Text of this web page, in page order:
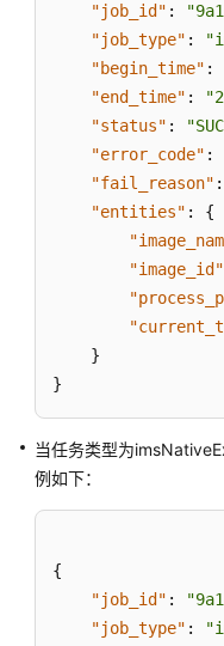
"job_id" :
"job_type" :
"begin_time" :
"end_time" :
"status" :
"error_code" :
"fail_reason" :
"entities" :
{
"image_id"
}
}
当任务类型为
例如下：
{
"job_id" :
"job_type" :